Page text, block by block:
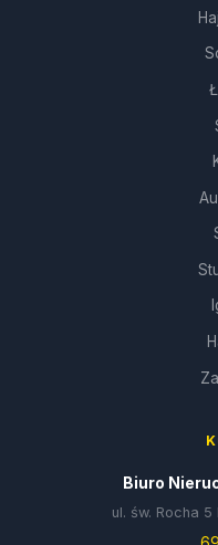
Biuro
ul. św. Rocha 5